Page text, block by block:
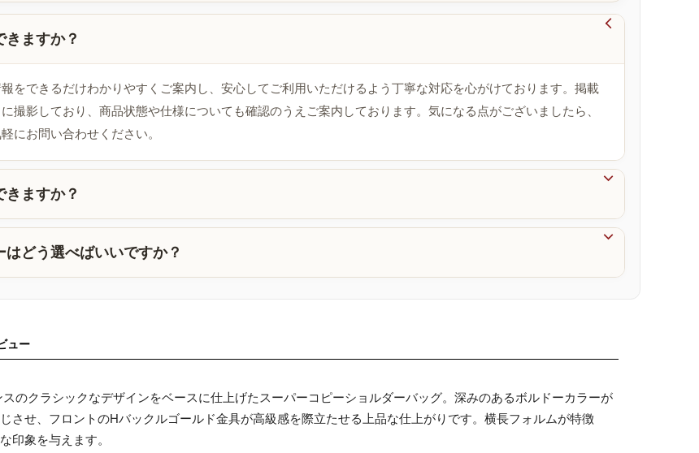
きますか？

をできるだけわかりやすくご案内し、安心してご利用いただけるよう丁寧な対応を心がけております。掲載
撮影しており、商品状態や仕様についても確認のうえご案内しております。気になる点がございましたら、
にお問い合わせください。
きますか？

はどう選べばいいですか？

ュー
のクラシックなデザインをベースに仕上げたスーパーコピーショルダーバッグ。深みのあるボルドーカラーが
させ、フロントのHバックルゴールド金具が高級感を際立たせる上品な仕上がりです。横長フォルムが特徴
印象を与えます。